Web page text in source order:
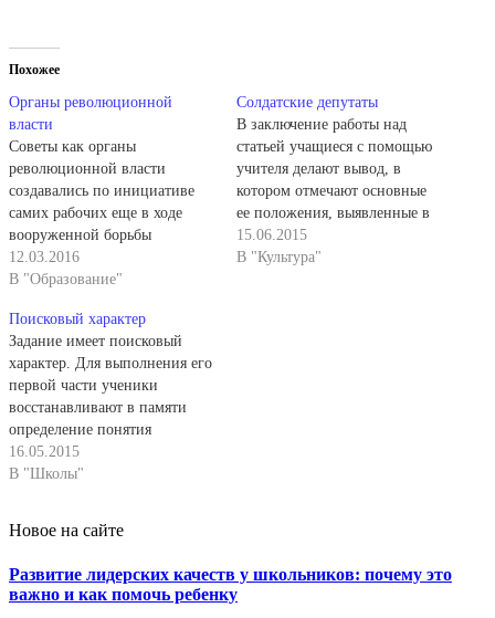
Похожее
Органы революционной
власти
Советы как органы
революционной власти
создавались по инициативе
самих рабочих еще в ходе
вооруженной борьбы
петроградского пролетариата.
Петроградский Совет под
поддержал инициативу
рабочих по созданию на
фабриках и заводах рабочей
милиции, ставшей зародышем
Красной гвардии, взял под
свой контроль
государственный банк и
Монетный двор, запретил
12.03.2016
В "Образование"
Солдатские депутаты
В заключение работы над
статьей учащиеся с помощью
учителя делают вывод, в
котором отмечают основные
ее положения, выявленные в
ходе анализа текста. Проверяя
знания, учительница
15.06.2015
В "Культура"
Поисковый характер
Задание имеет поисковый
характер. Для выполнения его
первой части ученики
восстанавливают в памяти
определение понятия
«промышленный переворот»
и применяют его к анализу
делают в уме. Но для решения
избрать адекватный
письменный или письменно-
16.05.2015
В "Школы"
Новое на сайте
Развитие лидерских качеств у школьников: почему это
важно и как помочь ребенку